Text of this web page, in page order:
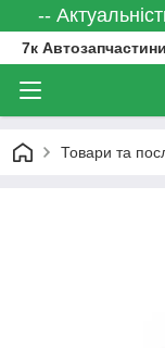
--
7к
Товари та